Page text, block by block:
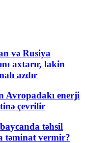
və Rusiya
axtarır, lakin
azdır
Avropadakı enerji
çevrilir
təhsil
təminat vermir?